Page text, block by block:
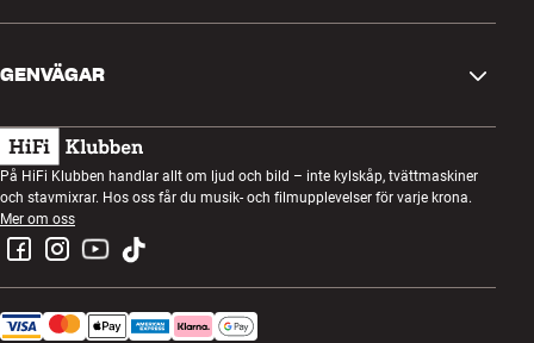
Retur och reklamation
Ångra beställning
Köpvillkor
Integritetspolicy
Om oss
Kundklubb
Lyssnarkväll
Tävlingar
Jobb i HiFi Klubben
GENVÄGAR
Presentkort
Bygg med ljud
Montering och installation
Retur av elavfall
På HiFi Klubben handlar allt om ljud och bild – inte kylskåp, tvättmaskiner
och stavmixrar. Hos oss får du musik- och filmupplevelser för varje krona.
Mer om oss